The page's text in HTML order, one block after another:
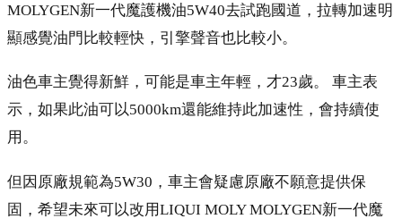
MOLYGEN新一代魔護機油5W40去試跑國道，拉轉加速明
顯感覺油門比較輕快，引擎聲音也比較小。
油色車主覺得新鮮，可能是車主年輕，才23歲。 車主表
示，如果此油可以5000km還能維持此加速性，會持續使
用。
但因原廠規範為5W30，車主會疑慮原廠不願意提供保
固，希望未來可以改用LIQUI MOLY MOLYGEN新一代魔